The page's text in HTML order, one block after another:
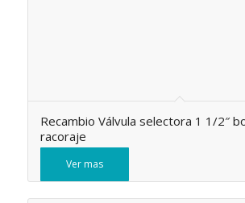
Recambio Válvula selectora 1 1/2″
racoraje
Ver mas